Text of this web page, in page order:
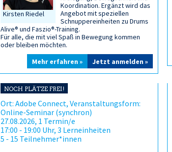
Kirsten Riedel
Koordination. Ergänzt wird das
Angebot mit speziellen
Schnuppereinheiten zu Drums
Alive® und Faszio®-Training.
Für alle, die mit viel Spaß in Bewegung kommen
oder bleiben möchten.
Jetzt anmelden »
Mehr erfahren »
NOCH PLÄTZE FREI!
Ort: Adobe Connect, Veranstaltungsform:
Online-Seminar (synchron)
27.08.2026, 1 Termin/e
17:00 - 19:00 Uhr, 3 Lerneinheiten
5 - 15 Teilnehmer*innen